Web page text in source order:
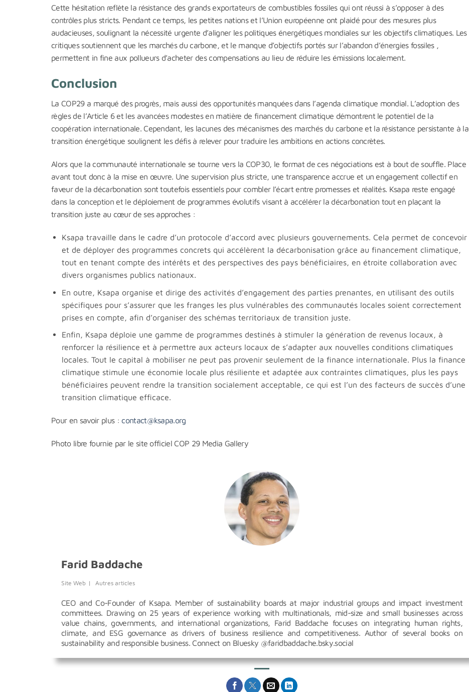
Cette hésitation reflète la résistance des grands exportateurs de combustibles fossiles qui ont réussi à s’opposer à des
contrôles plus stricts. Pendant ce temps, les petites nations et l’Union européenne ont plaidé pour des mesures plus
audacieuses, soulignant la nécessité urgente d’aligner les politiques énergétiques mondiales sur les objectifs climatiques. Les
critiques soutiennent que les marchés du carbone, et le manque d’objectifs portés sur l’abandon d’énergies fossiles ,
permettent in fine aux pollueurs d’acheter des compensations au lieu de réduire les émissions localement.
Conclusion
La COP29 a marqué des progrès, mais aussi des opportunités manquées dans l’agenda climatique mondial. L’adoption des
règles de l’Article 6 et les avancées modestes en matière de financement climatique démontrent le potentiel de la
coopération internationale. Cependant, les lacunes des mécanismes des marchés du carbone et la résistance persistante à la
transition énergétique soulignent les défis à relever pour traduire les ambitions en actions concrètes.
Alors que la communauté internationale se tourne vers la COP30, le format de ces négociations est à bout de souffle. Place
avant tout donc à la mise en œuvre. Une supervision plus stricte, une transparence accrue et un engagement collectif en
faveur de la décarbonation sont toutefois essentiels pour combler l’écart entre promesses et réalités. Ksapa reste engagé
dans la conception et le déploiement de programmes évolutifs visant à accélérer la décarbonation tout en plaçant la
transition juste au cœur de ses approches :
Ksapa travaille dans le cadre d’un protocole d’accord avec plusieurs gouvernements. Cela permet de concevoir
et de déployer des programmes concrets qui accélèrent la décarbonisation grâce au financement climatique,
tout en tenant compte des intérêts et des perspectives des pays bénéficiaires, en étroite collaboration avec
divers organismes publics nationaux.
En outre, Ksapa organise et dirige des activités d’engagement des parties prenantes, en utilisant des outils
spécifiques pour s’assurer que les franges les plus vulnérables des communautés locales soient correctement
prises en compte, afin d’organiser des schémas territoriaux de transition juste.
Enfin, Ksapa déploie une gamme de programmes destinés à stimuler la génération de revenus locaux, à
renforcer la résilience et à permettre aux acteurs locaux de s’adapter aux nouvelles conditions climatiques
locales. Tout le capital à mobiliser ne peut pas provenir seulement de la finance internationale. Plus la finance
climatique stimule une économie locale plus résiliente et adaptée aux contraintes climatiques, plus les pays
bénéficiaires peuvent rendre la transition socialement acceptable, ce qui est l’un des facteurs de succès d’une
transition climatique efficace.
Pour en savoir plus : contact@ksapa.org
Photo libre fournie par le site officiel COP 29 Media Gallery
Farid Baddache
Site Web | Autres articles
CEO and Co-Founder of Ksapa. Member of sustainability boards at major industrial groups and impact investment
committees. Drawing on 25 years of experience working with multinationals, mid-size and small businesses across
value chains, governments, and international organizations, Farid Baddache focuses on integrating human rights,
climate, and ESG governance as drivers of business resilience and competitiveness. Author of several books on
sustainability and responsible business. Connect on Bluesky @faridbaddache.bsky.social